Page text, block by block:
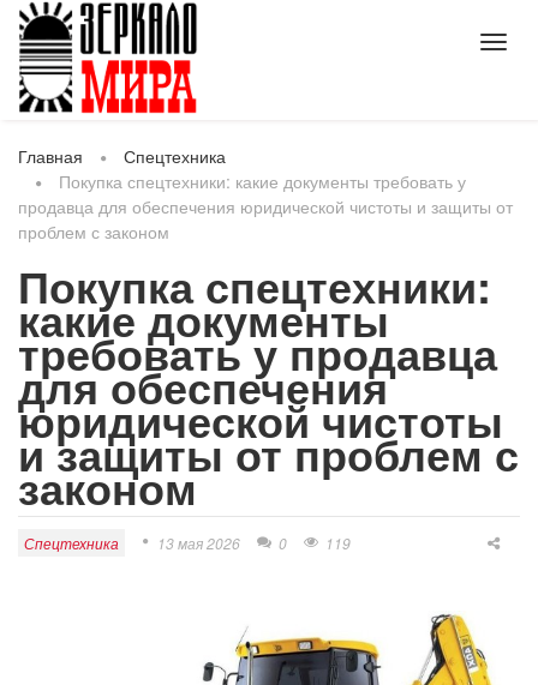
Главная
Спецтехника
Покупка спецтехники: какие документы требовать у
продавца для обеспечения юридической чистоты и защиты от
проблем с законом
Покупка спецтехники:
какие документы
требовать у продавца
для обеспечения
юридической чистоты
и защиты от проблем с
законом
Спецтехника 13 мая 2026 0 119